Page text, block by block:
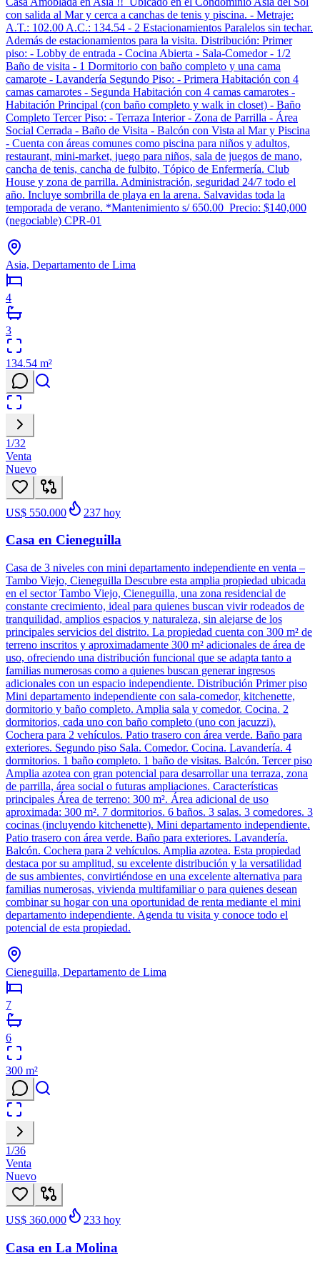
con salida al Mar y cerca a canchas de tenis y piscina. - Metraje:
A.T.: 102.00 A.C.: 134.54 - 2 Estacionamientos Paralelos sin techar.
Además de estacionamientos para la visita. Distribución: Primer
piso: - Lobby de entrada - Cocina Abierta - Sala-Comedor - 1/2
Baño de visita - 1 Dormitorio con baño completo y una cama
camarote - Lavandería Segundo Piso: - Primera Habitación con 4
camas camarotes - Segunda Habitación con 4 camas camarotes -
Habitación Principal (con baño completo y walk in closet) - Baño
Completo Tercer Piso: - Terraza Interior - Zona de Parrilla - Área
Social Cerrada - Baño de Visita - Balcón con Vista al Mar y Piscina
- Cuenta con áreas comunes como piscina para niños y adultos,
restaurant, mini-market, juego para niños, sala de juegos de mano,
cancha de tenis, cancha de fulbito, Tópico de Enfermería. Club
House y zona de parrilla. Administración, seguridad 24/7 todo el
año. Incluye sombrilla de playa en la arena. Salvavidas toda la
temporada de verano. *Mantenimiento s/ 650.00 Precio: $140,000
(negociable) CPR-01
Asia, Departamento de Lima
4
3
134.54 m²
1/32
Venta
Nuevo
US$ 550.000 237 hoy
Casa en Cieneguilla
Casa de 3 niveles con mini departamento independiente en venta –
Tambo Viejo, Cieneguilla Descubre esta amplia propiedad ubicada
en el sector Tambo Viejo, Cieneguilla, una zona residencial de
constante crecimiento, ideal para quienes buscan vivir rodeados de
tranquilidad, amplios espacios y naturaleza, sin alejarse de los
principales servicios del distrito. La propiedad cuenta con 300 m² de
terreno inscritos y aproximadamente 300 m² adicionales de área de
uso, ofreciendo una distribución funcional que se adapta tanto a
familias numerosas como a quienes buscan generar ingresos
adicionales con un espacio independiente. Distribución Primer piso
Mini departamento independiente con sala-comedor, kitchenette,
dormitorio y baño completo. Amplia sala y comedor. Cocina. 2
dormitorios, cada uno con baño completo (uno con jacuzzi).
Cochera para 2 vehículos. Patio trasero con área verde. Baño para
exteriores. Segundo piso Sala. Comedor. Cocina. Lavandería. 4
dormitorios. 1 baño completo. 1 baño de visitas. Balcón. Tercer piso
Amplia azotea con gran potencial para desarrollar una terraza, zona
de parrilla, área social o futuras ampliaciones. Características
principales Área de terreno: 300 m². Área adicional de uso
aproximada: 300 m². 7 dormitorios. 6 baños. 3 salas. 3 comedores. 3
cocinas (incluyendo kitchenette). Mini departamento independiente.
Patio trasero con área verde. Baño para exteriores. Lavandería.
Balcón. Cochera para 2 vehículos. Amplia azotea. Esta propiedad
destaca por su amplitud, su excelente distribución y la versatilidad
de sus ambientes, convirtiéndose en una excelente alternativa para
familias numerosas, vivienda multifamiliar o para quienes desean
combinar su hogar con una oportunidad de renta mediante el mini
departamento independiente. Agenda tu visita y conoce todo el
potencial de esta propiedad.
Cieneguilla, Departamento de Lima
7
6
300 m²
1/36
Venta
Nuevo
US$ 360.000 233 hoy
Casa en La Molina